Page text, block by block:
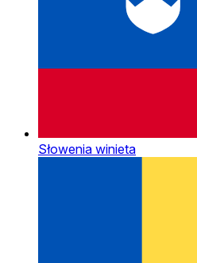
Słowenia winieta